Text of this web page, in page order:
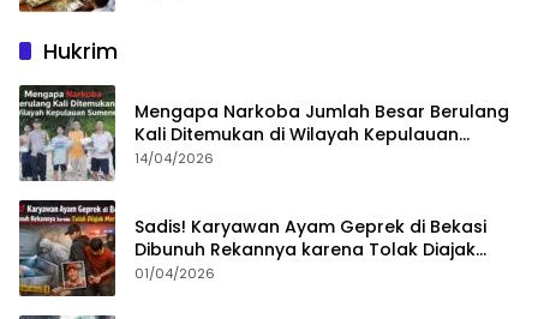
Hukrim
Mengapa Narkoba Jumlah Besar Berulang
Kali Ditemukan di Wilayah Kepulauan
Sumenep?
14/04/2026
Sadis! Karyawan Ayam Geprek di Bekasi
Dibunuh Rekannya karena Tolak Diajak
Merampok Majikan
01/04/2026